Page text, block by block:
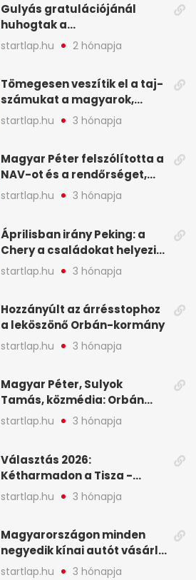
Gulyás gratulációjánál
huhogtak a
leghangosabban, miután
Magyart miniszterelnökké
legfontosabb hírei
képekben
startlap.hu 2 hónapja
Tömegesen veszítik el a taj-
számukat a magyarok,
sokak ellen eljárást indít a
NAV - A hét hírei képekben
startlap.hu 3 hónapja
Magyar Péter felszólította a
NAV-ot és a rendőrséget,
tartóztassák le a NER-es
oligarchákat - A hét
startlap.hu 3 hónapja
Áprilisban irány Peking: a
Chery a családokat helyezi
globális mobilitási
programja középpontjába
startlap.hu 3 hónapja
Hozzányúlt az árrésstophoz
a leköszönő Orbán-kormány
startlap.hu 3 hónapja
Magyar Péter, Sulyok
Tamás, közmédia: Orbán
Viktor április 13. óta hallgat,
közben pörögnek az
startlap.hu 3 hónapja
Választás 2026:
Kétharmadon a Tisza -
mutatjuk, hogyan alakulnak
a mandátumok
startlap.hu 3 hónapja
Magyarországon minden
negyedik kínai autót vásárló
a Chery mellett döntött (X)
startlap.hu 3 hónapja